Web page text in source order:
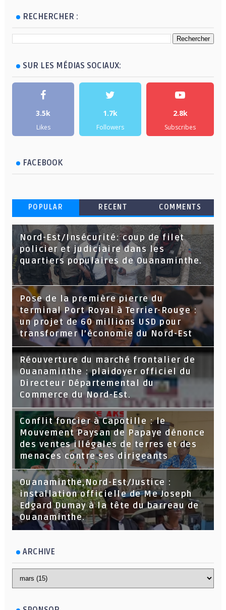
RECHERCHER :
SUR LES MÉDIAS SOCIAUX:
3.5k
Likes
1.7k
Followers
2.8k
Subscribes
FACEBOOK
POPULAR RECENT COMMENTS
Nord-Est/Insécurité: coup de filet
policier et judiciaire dans les
quartiers populaires de Ouanaminthe.
Pose de la première pierre du
terminal Port Royal à Terrier-Rouge :
un projet de 60 millions USD pour
transformer l’économie du Nord-Est
Réouverture du marché frontalier de
Ouanaminthe : plaidoyer officiel du
Directeur Départemental du
Commerce du Nord-Est.
Conflit foncier à Capotille : le
Mouvement Paysan de Papaye dénonce
des ventes illégales de terres et des
menaces contre ses dirigeants
Ouanaminthe,Nord-Est/Justice :
installation officielle de Me Joseph
Edgard Dumay à la tête du barreau de
Ouanaminthe.
ARCHIVE